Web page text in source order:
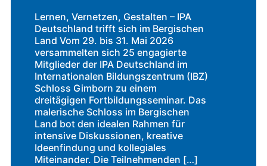
Lernen, Vernetzen, Gestalten – IPA
Deutschland trifft sich im Bergischen
Land Vom 29. bis 31. Mai 2026
versammelten sich 25 engagierte
Mitglieder der IPA Deutschland im
Internationalen Bildungszentrum (IBZ)
Schloss Gimborn zu einem
dreitägigen Fortbildungsseminar. Das
malerische Schloss im Bergischen
Land bot den idealen Rahmen für
intensive Diskussionen, kreative
Ideenfindung und kollegiales
Miteinander. Die Teilnehmenden […]